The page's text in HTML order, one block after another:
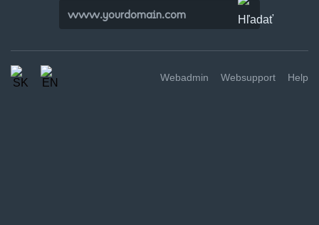
Webadmin Websupport Help